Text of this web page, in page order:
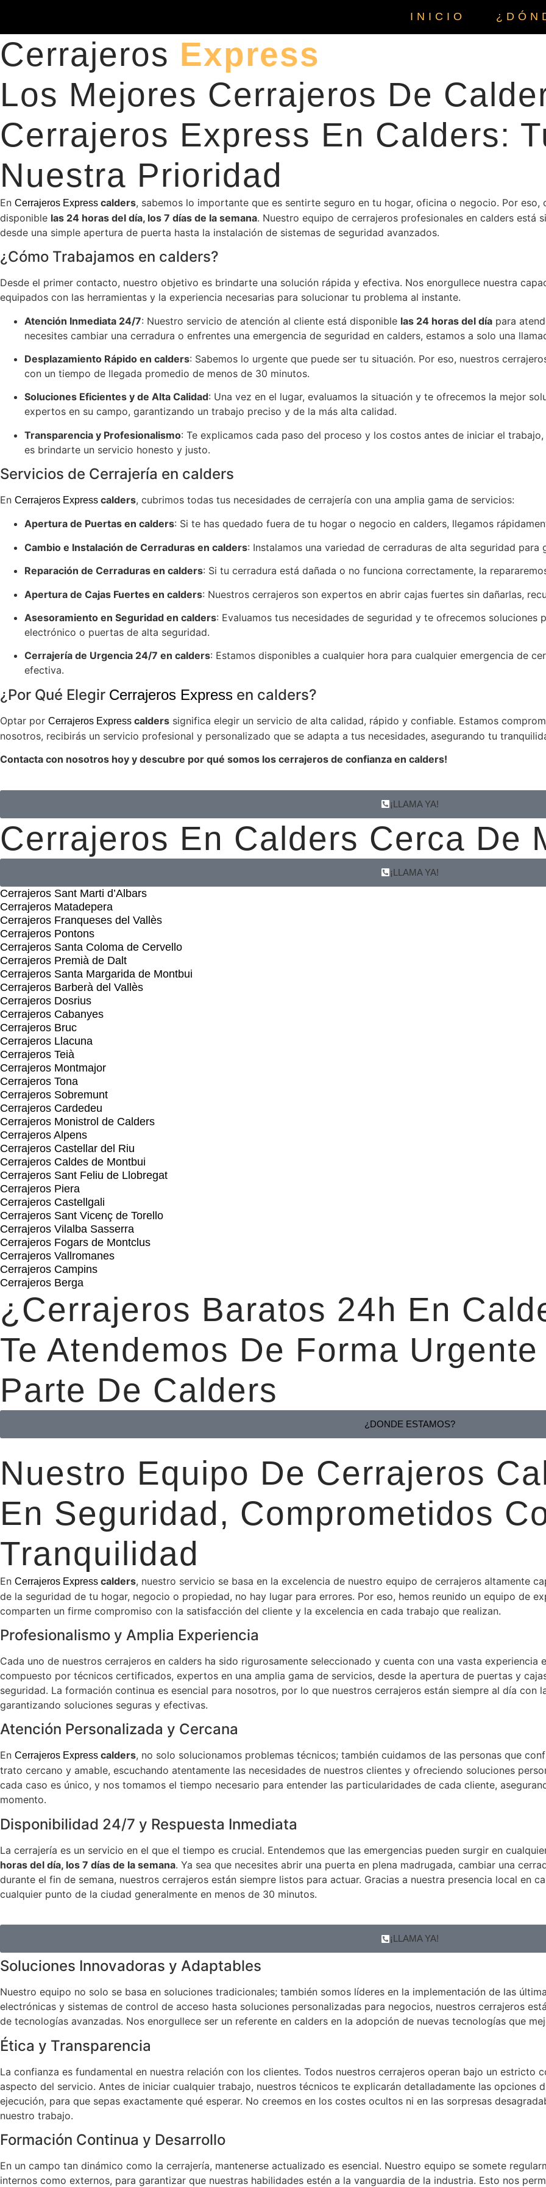
INICIO
Cerrajeros Express
Los Mejores Cerrajeros De
Cerrajeros Express En Calders:
Nuestra Prioridad
En Cerrajeros Express calders, sabemos lo importante que es sentirte seguro en tu hogar, oficina o negocio. Por
disponible las 24 horas del día, los 7 días de la semana. Nuestro equipo de cerrajeros profesionales en calders está
desde una simple apertura de puerta hasta la instalación de sistemas de seguridad avanzados.
¿Cómo Trabajamos en calders?
Desde el primer contacto, nuestro objetivo es brindarte una solución rápida y efectiva. Nos enorgullece nuestra
equipados con las herramientas y la experiencia necesarias para solucionar tu problema al instante.
Atención Inmediata 24/7: Nuestro servicio de atención al cliente está disponible las 24 horas del día para
necesites cambiar una cerradura o enfrentes una emergencia de seguridad en calders, estamos a solo una
Desplazamiento Rápido en calders: Sabemos lo urgente que puede ser tu situación. Por eso, nuestros
con un tiempo de llegada promedio de menos de 30 minutos.
Soluciones Eficientes y de Alta Calidad: Una vez en el lugar, evaluamos la situación y te ofrecemos la mejor
expertos en su campo, garantizando un trabajo preciso y de la más alta calidad.
Transparencia y Profesionalismo: Te explicamos cada paso del proceso y los costos antes de iniciar el
es brindarte un servicio honesto y justo.
Servicios de Cerrajería en calders
En Cerrajeros Express calders, cubrimos todas tus necesidades de cerrajería con una amplia gama de servicios:
Apertura de Puertas en calders: Si te has quedado fuera de tu hogar o negocio en calders, llegamos
Cambio e Instalación de Cerraduras en calders: Instalamos una variedad de cerraduras de alta seguridad
Reparación de Cerraduras en calders: Si tu cerradura está dañada o no funciona correctamente, la
Apertura de Cajas Fuertes en calders: Nuestros cerrajeros son expertos en abrir cajas fuertes sin dañarlas,
Asesoramiento en Seguridad en calders: Evaluamos tus necesidades de seguridad y te ofrecemos
electrónico o puertas de alta seguridad.
Cerrajería de Urgencia 24/7 en calders: Estamos disponibles a cualquier hora para cualquier emergencia de
efectiva.
¿Por Qué Elegir Cerrajeros Express en calders?
Optar por Cerrajeros Express calders significa elegir un servicio de alta calidad, rápido y confiable. Estamos
nosotros, recibirás un servicio profesional y personalizado que se adapta a tus necesidades, asegurando tu
Contacta con nosotros hoy y descubre por qué somos los cerrajeros de confianza en calders!
¡LLAMA YA!
Cerrajeros En Calders Cerca De
¡LLAMA YA!
Cerrajeros Sant Marti d’Albars
Cerrajeros Matadepera
Cerrajeros Franqueses del Vallès
Cerrajeros Pontons
Cerrajeros Santa Coloma de Cervello
Cerrajeros Premià de Dalt
Cerrajeros Santa Margarida de Montbui
Cerrajeros Barberà del Vallès
Cerrajeros Dosrius
Cerrajeros Cabanyes
Cerrajeros Bruc
Cerrajeros Llacuna
Cerrajeros Teià
Cerrajeros Montmajor
Cerrajeros Tona
Cerrajeros Sobremunt
Cerrajeros Cardedeu
Cerrajeros Monistrol de Calders
Cerrajeros Alpens
Cerrajeros Castellar del Riu
Cerrajeros Caldes de Montbui
Cerrajeros Sant Feliu de Llobregat
Cerrajeros Piera
Cerrajeros Castellgali
Cerrajeros Sant Vicenç de Torello
Cerrajeros Vilalba Sasserra
Cerrajeros Fogars de Montclus
Cerrajeros Vallromanes
Cerrajeros Campins
Cerrajeros Berga
¿Cerrajeros Baratos 24h En
Te Atendemos De Forma
Parte De Calders
¿DONDE ESTAMOS?
Nuestro Equipo De Cerrajeros
En Seguridad, Comprometidos
Tranquilidad
En Cerrajeros Express calders, nuestro servicio se basa en la excelencia de nuestro equipo de cerrajeros altamente
de la seguridad de tu hogar, negocio o propiedad, no hay lugar para errores. Por eso, hemos reunido un equipo de
comparten un firme compromiso con la satisfacción del cliente y la excelencia en cada trabajo que realizan.
Profesionalismo y Amplia Experiencia
Cada uno de nuestros cerrajeros en calders ha sido rigurosamente seleccionado y cuenta con una vasta
compuesto por técnicos certificados, expertos en una amplia gama de servicios, desde la apertura de puertas y
seguridad. La formación continua es esencial para nosotros, por lo que nuestros cerrajeros están siempre al día
garantizando soluciones seguras y efectivas.
Atención Personalizada y Cercana
En Cerrajeros Express calders, no solo solucionamos problemas técnicos; también cuidamos de las personas que
trato cercano y amable, escuchando atentamente las necesidades de nuestros clientes y ofreciendo soluciones
cada caso es único, y nos tomamos el tiempo necesario para entender las particularidades de cada cliente,
momento.
Disponibilidad 24/7 y Respuesta Inmediata
La cerrajería es un servicio en el que el tiempo es crucial. Entendemos que las emergencias pueden surgir en
horas del día, los 7 días de la semana. Ya sea que necesites abrir una puerta en plena madrugada, cambiar una
durante el fin de semana, nuestros cerrajeros están siempre listos para actuar. Gracias a nuestra presencia local en
cualquier punto de la ciudad generalmente en menos de 30 minutos.
¡LLAMA YA!
Soluciones Innovadoras y Adaptables
Nuestro equipo no solo se basa en soluciones tradicionales; también somos líderes en la implementación de las
electrónicas y sistemas de control de acceso hasta soluciones personalizadas para negocios, nuestros cerrajeros
de tecnologías avanzadas. Nos enorgullece ser un referente en calders en la adopción de nuevas tecnologías que
Ética y Transparencia
La confianza es fundamental en nuestra relación con los clientes. Todos nuestros cerrajeros operan bajo un estricto
aspecto del servicio. Antes de iniciar cualquier trabajo, nuestros técnicos te explicarán detalladamente las
ejecución, para que sepas exactamente qué esperar. No creemos en los costes ocultos ni en las sorpresas
nuestro trabajo.
Formación Continua y Desarrollo
En un campo tan dinámico como la cerrajería, mantenerse actualizado es esencial. Nuestro equipo se somete
internos como externos, para garantizar que nuestras habilidades estén a la vanguardia de la industria. Esto nos